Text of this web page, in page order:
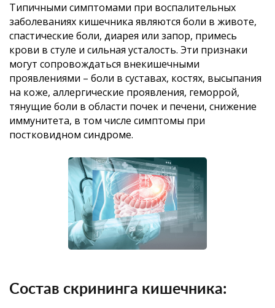
Типичными симптомами при воспалительных
заболеваниях кишечника являются боли в животе,
спастические боли, диарея или запор, примесь
крови в стуле и сильная усталость. Эти признаки
могут сопровождаться внекишечными
проявлениями – боли в суставах, костях, высыпания
на коже, аллергические проявления, геморрой,
тянущие боли в области почек и печени, снижение
иммунитета, в том числе симптомы при
постковидном синдроме.
Состав скрининга кишечника: